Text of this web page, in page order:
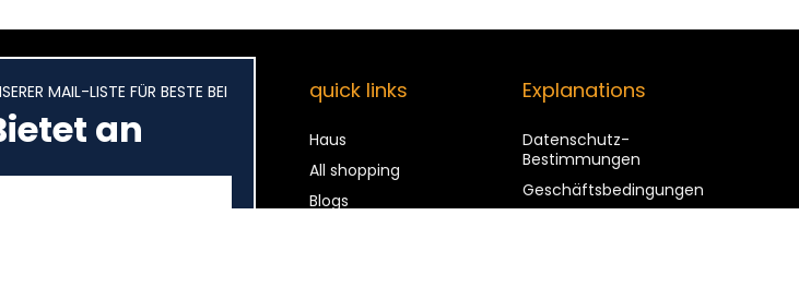
MAIL-LISTE FÜR BESTE BEI
an
quick links
Haus
All shopping
Blogs
Explanations
Datenschutz-
Bestimmungen
Geschäftsbedingungen